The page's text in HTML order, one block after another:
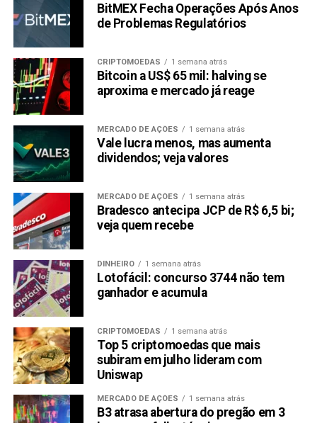
BitMEX Fecha Operações Após Anos
de Problemas Regulatórios
CRIPTOMOEDAS 1 semana atrás
Bitcoin a US$ 65 mil: halving se
aproxima e mercado já reage
MERCADO DE AÇÕES 1 semana atrás
Vale lucra menos, mas aumenta
dividendos; veja valores
MERCADO DE AÇÕES 1 semana atrás
Bradesco antecipa JCP de R$ 6,5 bi;
veja quem recebe
DINHEIRO 1 semana atrás
Lotofácil: concurso 3744 não tem
ganhador e acumula
CRIPTOMOEDAS 1 semana atrás
Top 5 criptomoedas que mais
subiram em julho lideram com
Uniswap
MERCADO DE AÇÕES 1 semana atrás
B3 atrasa abertura do pregão em 3